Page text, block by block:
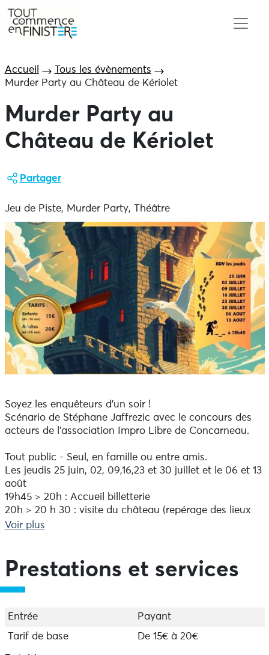
Accueil
Tous les évènements
Murder Party au Château de Kériolet
Murder Party au
Château de Kériolet
Partager
Jeu de Piste, Murder Party, Théâtre
Soyez les enquêteurs d’un soir !
Scénario de Stéphane Jaffrezic avec le concours des
acteurs de l’association Impro Libre de Concarneau.
Tout public - Seul, en famille ou entre amis.
Les jeudis 25 juin, 02, 09,16,23 et 30 juillet et le 06 et 13
août
19h45 > 20h : Accueil billetterie
20h > 20 h 30 : visite du château (repérage des lieux
du déroulement de l’enquête)
Uniquement sur réservation : 06 88 10 31 49
TARIF Adultes 20€ / -15 ans 15€
Voir plus
Prestations et services
Entrée
Payant
Tarif de base
De 15€ à 20€